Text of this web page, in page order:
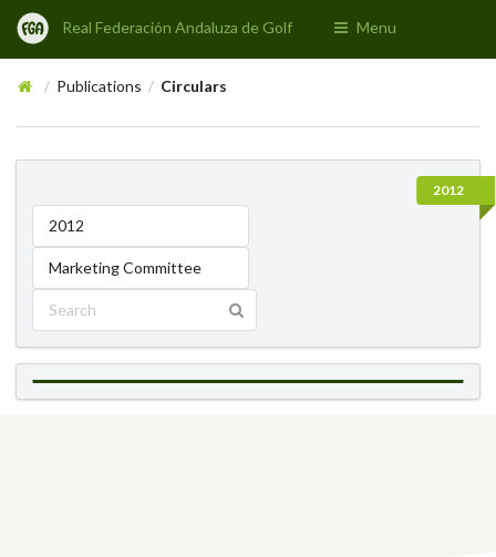
Real Federación Andaluza de Golf Menu
/ Publications / Circulars
2012
2012
Marketing Committee